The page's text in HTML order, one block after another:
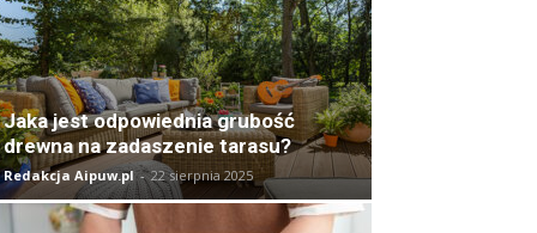
Jaka jest odpowiednia grubość
drewna na zadaszenie tarasu?
Redakcja Aipuw.pl - 22 sierpnia 2025